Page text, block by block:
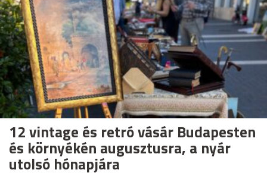
12 vintage és retró vásár Budapesten
és környékén augusztusra, a nyár
utolsó hónapjára